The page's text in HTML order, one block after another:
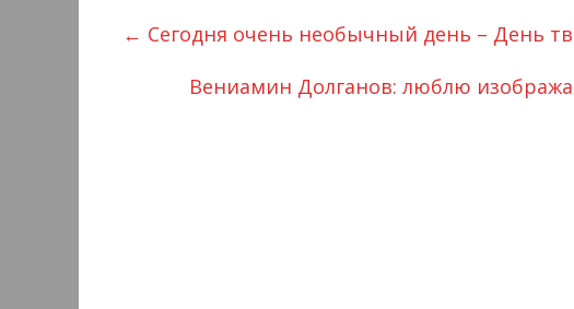
← Сегодня очень необычный день – День
Вениамин Долганов: люблю